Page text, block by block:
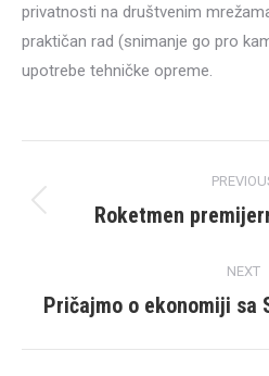
privatnosti na društvenim
praktičan rad (snimanje go pro
upotrebe tehničke opreme.
navigation
Roketmen
NEXT
Pričajmo o ekonomiji sa